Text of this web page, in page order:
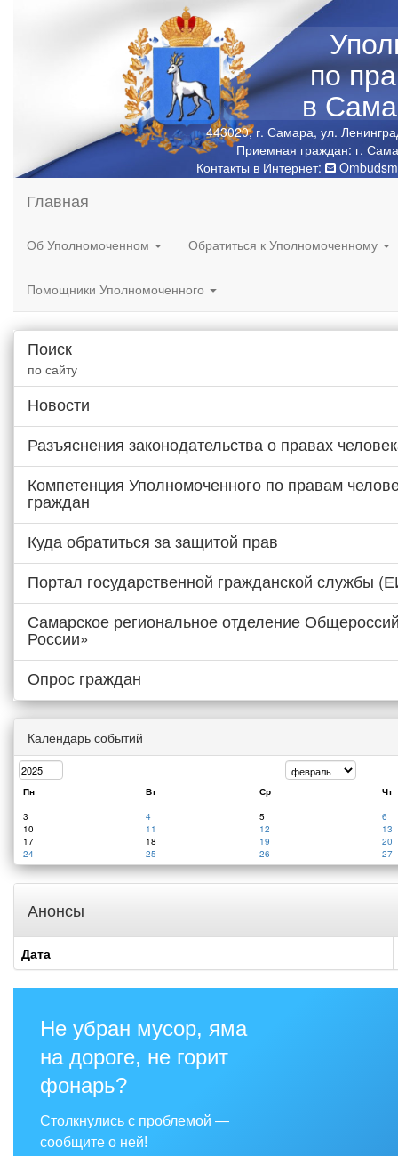
по
в
443020, г. Самара, ул.
Приемная граждан: г.
Контакты в Интернет:
Главная
Об Уполномоченном Обратиться к Уполномоченному
Помощники Уполномоченного
Поиск
по сайту
Новости
Разъяснения законодательства о правах
Компетенция Уполномоченного по правам
граждан
Куда обратиться за защитой прав
Портал государственной гражданской службы
Самарское региональное отделение
России»
Опрос граждан
Календарь событий
Пн Вт Ср
Чт
3
4 5
6
10
11 12
13
17
18 19
20
24
25 26 27
Анонсы
Дата
Не убран мусор, яма
на дороге, не горит
фонарь?
Столкнулись с проблемой —
сообщите о ней!